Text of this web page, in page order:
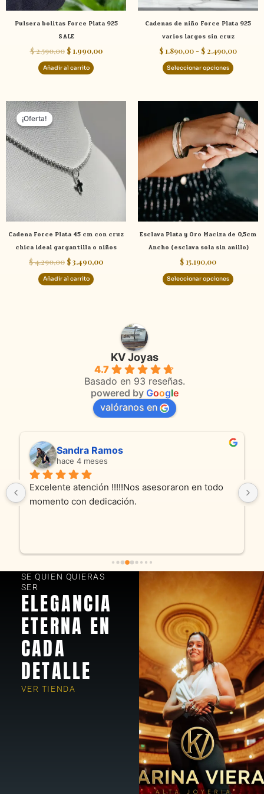
Pulsera bolitas Force Plata 925
SALE
$2.590,00 $1.990,00
Añadir al carrito
Cadenas de niño Force Plata 925
varios largos sin cruz
$ 1.890,00- $ 2.490,00
Seleccionar opciones
elegir
en
la
página
de
¡Oferta!
¡Oferta!
Cadena Force Plata 45 cm con cruz
chica ideal gargantilla o niños
$4.290,00
El
precio
original
era:
$ 4.290,00.
$3.490,00
$ 3.490,00.
Añadir al carrito
Esclava Plata y Oro Maciza de 0,5cm
Ancho (esclava sola sin anillo)
$ 15.190,00
Seleccionar opciones
Este
tiene
Las
se
pueden
elegir
en
la
de
KV Joyas
4.7
Basado en 93 reseñas.
powered by Google
valóranos en
Sandra Ramos
hace 4 meses
Excelente atención !!!!!Nos asesoraron en todo
momento con dedicación.
SE QUIEN QUIERAS
SER
ELEGANCIA
ETERNA EN
CADA
DETALLE
VER TIENDA